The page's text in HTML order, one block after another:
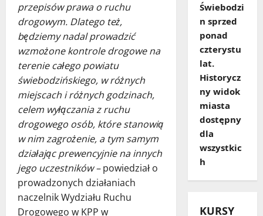
przepisów prawa o ruchu
drogowym. Dlatego też,
będziemy nadal prowadzić
wzmożone kontrole drogowe na
terenie całego powiatu
świebodzińskiego, w różnych
miejscach i różnych godzinach,
celem wyłączania z ruchu
drogowego osób, które stanowią
w nim zagrożenie, a tym samym
działając prewencyjnie na innych
jego uczestników –powiedział o
prowadzonych działaniach
naczelnik Wydziału Ruchu
Drogowego w KPP w
Świebodzi
n sprzed
ponad
czterystu
lat.
Historycz
ny widok
miasta
dostępny
dla
wszystkic
h
KURSY